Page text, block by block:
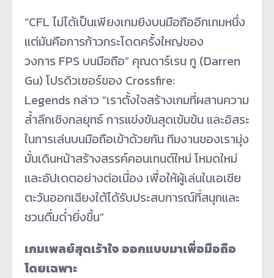
“CFL ไม่ได้เป็นเพียงเกมยิงบนมือถืออีกเกมหนึ่ง
แต่มันคือการก้าวกระโดดครั้งใหญ่ของ
วงการ FPS บนมือถือ” คุณดาร์เรน กู (Darren
Gu) โปรดิวเซอร์ของ Crossfire:
Legends กล่าว “เราตั้งใจสร้างเกมที่ผสานความ
ล้ำลึกเชิงกลยุทธ์ การแข่งขันสุดเข้มข้น และอิสระ
ในการเล่นบนมือถือเข้าด้วยกัน ทีมงานของเรามุ่ง
มั่นเดินหน้าสร้างสรรค์คอนเทนต์ใหม่ โหมดใหม่
และอัปเดตอย่างต่อเนื่อง เพื่อให้ผู้เล่นในเอเชีย
ตะวันออกเฉียงใต้ได้รับประสบการณ์ที่สนุกและ
ชวนดื่มด่ำยิ่งขึ้น”
เกมเพลย์สุดเร้าใจ ออกแบบมาเพื่อมือถือ
โดยเฉพาะ